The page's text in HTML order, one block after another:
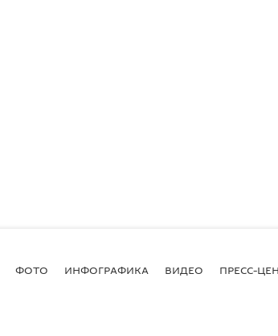
ФОТО ИНФОГРАФИКА ВИДЕО ПРЕСС-